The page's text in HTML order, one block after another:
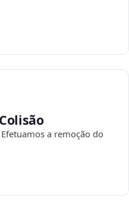
a remoção do